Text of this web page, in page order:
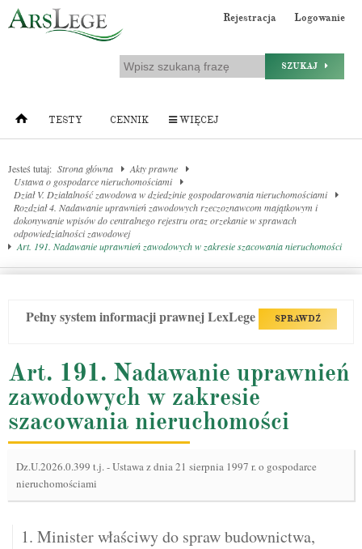
Rejestracja Logowanie
SZUKAJ
TESTY CENNIK WIĘCEJ
Jesteś tutaj: Strona główna
Akty prawne
Ustawa o gospodarce nieruchomościami
Dział V. Działalność zawodowa w dziedzinie gospodarowania nieruchomościami
Rozdział 4. Nadawanie uprawnień zawodowych rzeczoznawcom majątkowym i
dokonywanie wpisów do centralnego rejestru oraz orzekanie w sprawach
odpowiedzialności zawodowej
Art. 191. Nadawanie uprawnień zawodowych w zakresie szacowania nieruchomości
Pełny system informacji prawnej LexLege SPRAWDŹ
Art. 191. Nadawanie uprawnień
zawodowych w zakresie
szacowania nieruchomości
Dz.U.2026.0.399 t.j.-Ustawa z dnia 21 sierpnia 1997 r. o gospodarce
nieruchomościami
1. Minister właściwy do spraw budownictwa,